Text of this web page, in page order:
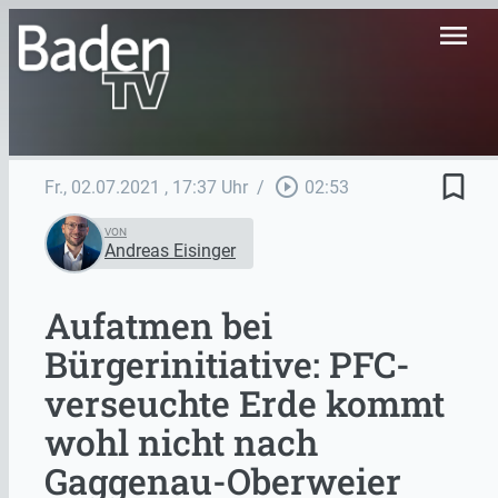
menu
Fr., 02.07.2021 , 17:37 Uhr / play_circle_outline 02:53 bookmark_border
VON
Andreas Eisinger
Aufatmen bei
Bürgerinitiative: PFC-
verseuchte Erde kommt
wohl nicht nach
Gaggenau-Oberweier